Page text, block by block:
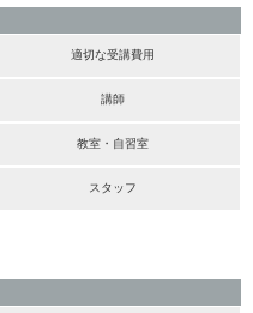
適切な受講費用
講師
教室・自習室
スタッフ